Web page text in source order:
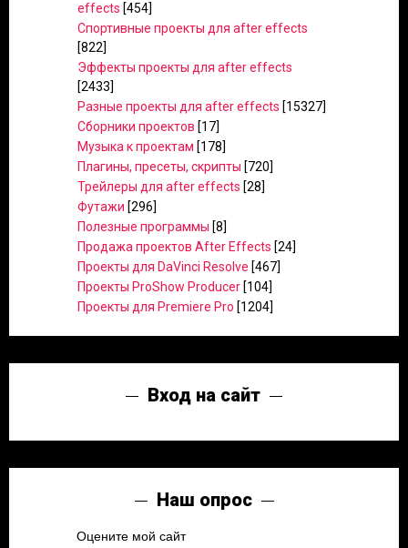
effects [454]
Спортивные проекты для after effects
[822]
Эффекты проекты для after effects
[2433]
Разные проекты для after effects [15327]
Сборники проектов [17]
Музыка к проектам [178]
Плагины, пресеты, скрипты [720]
Трейлеры для after effects [28]
Футажи [296]
Полезные программы [8]
Продажа проектов After Effects [24]
Проекты для DaVinci Resolve [467]
Проекты ProShow Producer [104]
Проекты для Premiere Pro [1204]
Вход на сайт
Наш опрос
Оцените мой сайт